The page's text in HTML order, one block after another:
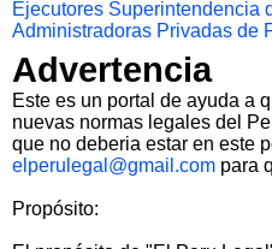
Ejecutores Superintendencia
Administradoras Privadas de
Advertencia
Este es un portal de ayuda a
nuevas normas legales del
que no deberia estar en este
elperulegal@gmail.com para
Propósito: